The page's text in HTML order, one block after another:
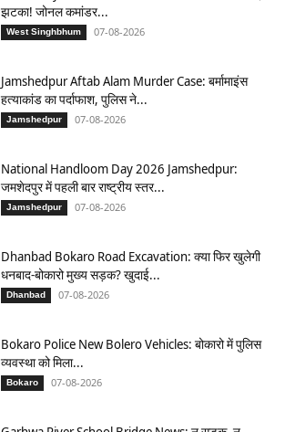
झटका! जोनल कमांडर...
West Singhbhum 07-08-2026
Jamshedpur Aftab Alam Murder Case: बर्मामाइंस
हत्याकांड का पर्दाफाश, पुलिस ने...
Jamshedpur 07-08-2026
National Handloom Day 2026 Jamshedpur:
जमशेदपुर में पहली बार राष्ट्रीय स्तर...
Jamshedpur 07-08-2026
Dhanbad Bokaro Road Excavation: क्या फिर खुलेगी
धनबाद-बोकारो मुख्य सड़क? खुदाई...
Dhanbad 07-08-2026
Bokaro Police New Bolero Vehicles: बोकारो में पुलिस
व्यवस्था को मिला...
Bokaro 07-08-2026